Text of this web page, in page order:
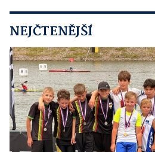
NEJČTENĚJŠÍ